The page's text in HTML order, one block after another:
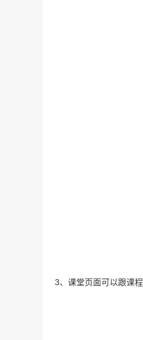
3、课堂页面可以跟课